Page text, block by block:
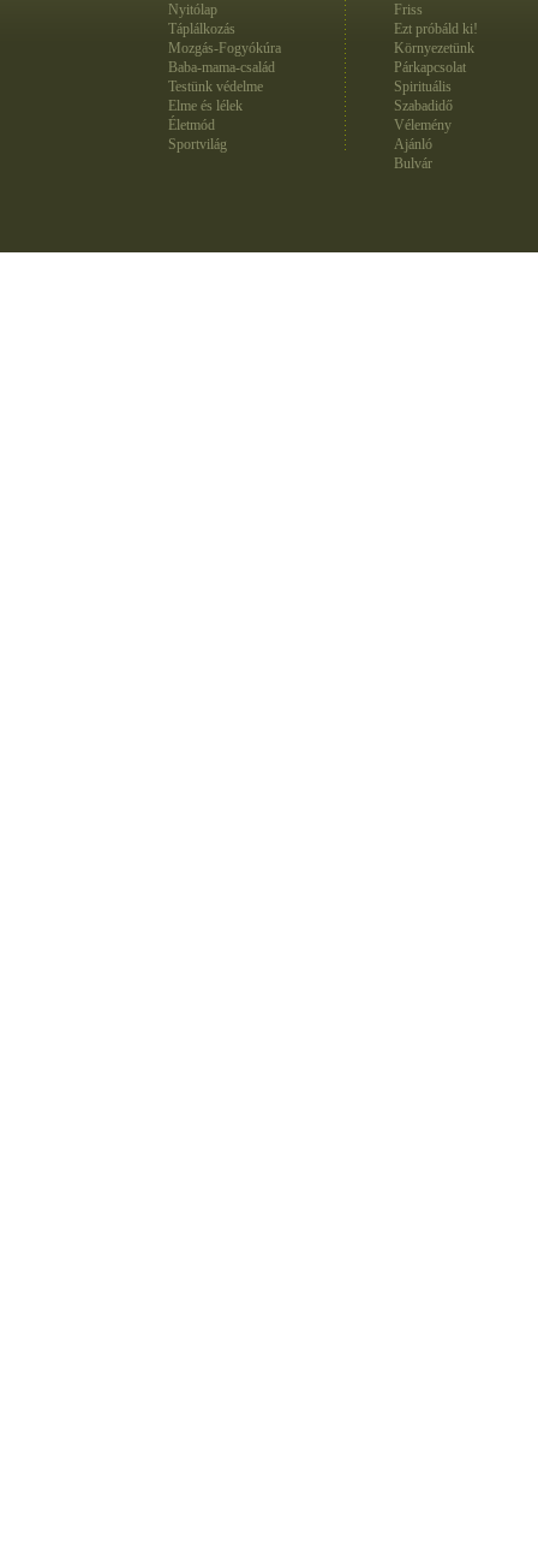
Nyitólap
Táplálkozás
Mozgás-Fogyókúra
Baba-mama-család
Testünk védelme
Elme és lélek
Életmód
Sportvilág
Friss
Ezt próbáld ki!
Környezetünk
Párkapcsolat
Spirituális
Szabadidő
Vélemény
Ajánló
Bulvár